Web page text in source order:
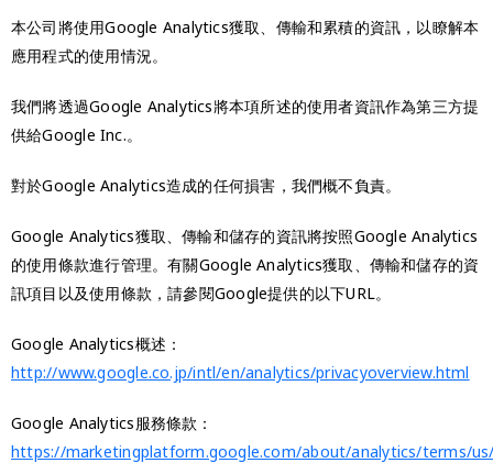
本公司將使用Google Analytics獲取、傳輸和累積的資訊，以瞭解本
應用程式的使用情況。
我們將透過Google Analytics將本項所述的使用者資訊作為第三方提
供給Google Inc.。
對於Google Analytics造成的任何損害，我們概不負責。
Google Analytics獲取、傳輸和儲存的資訊將按照Google Analytics
的使用條款進行管理。有關Google Analytics獲取、傳輸和儲存的資
訊項目以及使用條款，請參閱Google提供的以下URL。
Google Analytics概述：
http://www.google.co.jp/intl/en/analytics/privacyoverview.html
Google Analytics服務條款：
https://marketingplatform.google.com/about/analytics/terms/